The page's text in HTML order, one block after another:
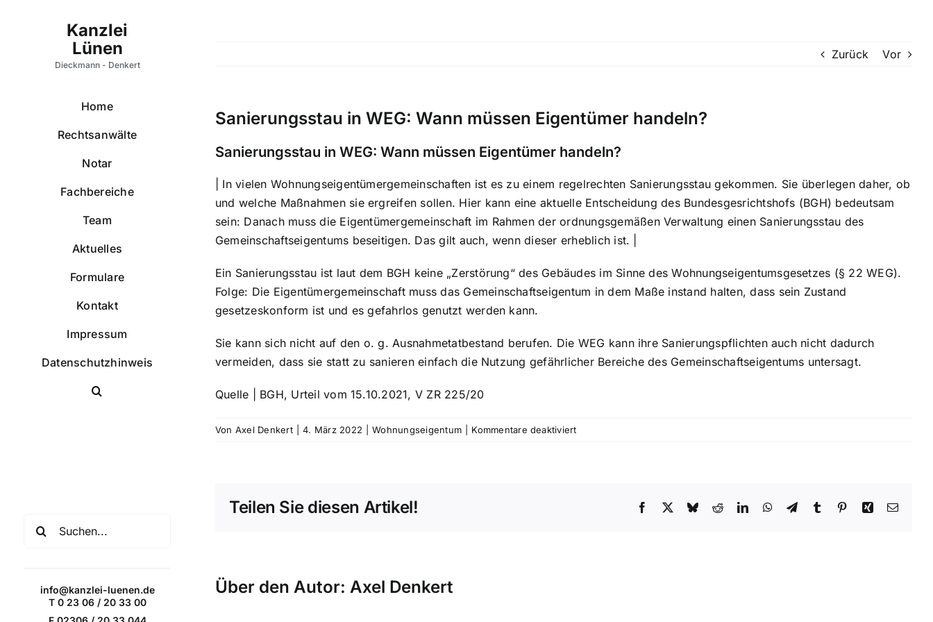
Home
Rechtsanwälte
Notar
Fachbereiche
Team
Aktuelles
Formulare
Kontakt
Impressum
Datenschutzhinweis
info@kanzlei-luenen.de
T 0 23 06 / 20 33 00
nach:
Zurück Vor
Sanierungsstau in WEG: Wann müssen Eigentümer handeln?
Sanierungsstau in WEG: Wann müssen Eigentümer handeln?
| In vielen Wohnungseigentümergemeinschaften ist es zu einem regelrechten Sanierungsstau gekommen. Sie überlegen daher, ob
und welche Maßnahmen sie ergreifen sollen. Hier kann eine aktuelle Entscheidung des Bundesgesrichtshofs (BGH) bedeutsam
sein: Danach muss die Eigentümergemeinschaft im Rahmen der ordnungsgemäßen Verwaltung einen Sanierungsstau des
Gemeinschaftseigentums beseitigen. Das gilt auch, wenn dieser erheblich ist. |
Ein Sanierungsstau ist laut dem BGH keine „Zerstörung“ des Gebäudes im Sinne des Wohnungseigentumsgesetzes (§ 22 WEG).
Folge: Die Eigentümergemeinschaft muss das Gemeinschaftseigentum in dem Maße instand halten, dass sein Zustand
gesetzeskonform ist und es gefahrlos genutzt werden kann.
Sie kann sich nicht auf den o. g. Ausnahmetatbestand berufen. Die WEG kann ihre Sanierungspflichten auch nicht dadurch
vermeiden, dass sie statt zu sanieren einfach die Nutzung gefährlicher Bereiche des Gemeinschaftseigentums untersagt.
Quelle | BGH, Urteil vom 15.10.2021, V ZR 225/20
Von Axel Denkert 4. März 2022 Wohnungseigentum Kommentare deaktiviertfür
Teilen Sie diesen Artikel! Facebook
X BlueskyRedditLinkedInWhatsApp
TelegramTumblr PinterestXing E-
Über den Autor: Axel Denkert